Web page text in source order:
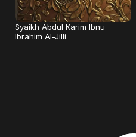
Syaikh Abdul Karim Ibnu
Ibrahim Al-Jilli